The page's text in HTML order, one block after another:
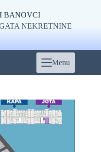
BANOVCI
NEKRETNINE
Menu